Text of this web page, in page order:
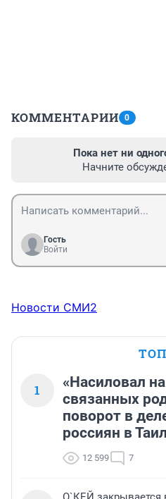
КОММЕНТАРИИ 0
Пока нет ни
Начните
Гость
Войти
Новости СМИ2
1
«Насиловал
связанных
поворот в
россиян в
12 599 7